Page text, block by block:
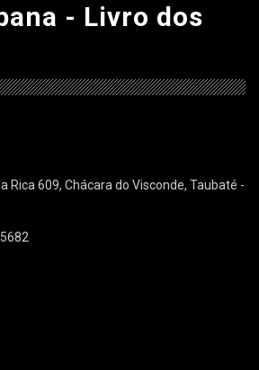
- Livro dos
Rica 609, Chácara do Visconde, Taubaté -